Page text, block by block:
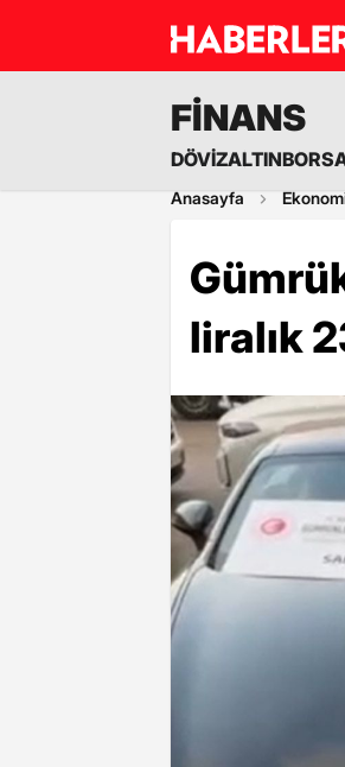
FİNANS
DÖVİZALTIN
Anasayfa
liralık